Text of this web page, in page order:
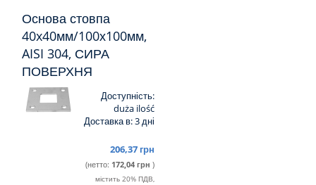
Основа стовпа
40x40мм/100х100мм,
AISI 304, СИРА
ПОВЕРХНЯ
Доступність:
duża ilość
Доставка в:3 дні
206,37 грн
(нетто: 172,04 грн )
містить 20% ПДВ,